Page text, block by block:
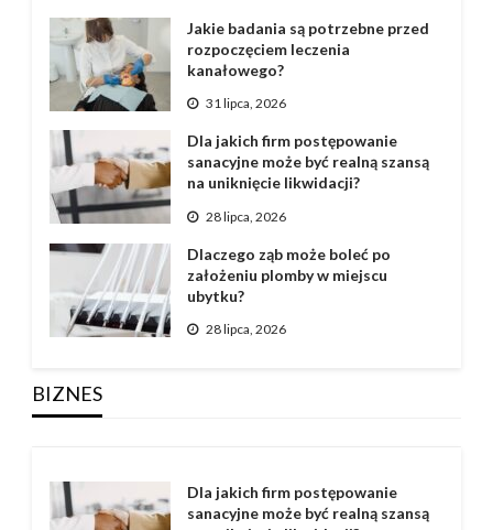
Jakie badania są potrzebne przed
rozpoczęciem leczenia
kanałowego?
31 lipca, 2026
Dla jakich firm postępowanie
sanacyjne może być realną szansą
na uniknięcie likwidacji?
28 lipca, 2026
Dlaczego ząb może boleć po
założeniu plomby w miejscu
ubytku?
28 lipca, 2026
BIZNES
Dla jakich firm postępowanie
sanacyjne może być realną szansą